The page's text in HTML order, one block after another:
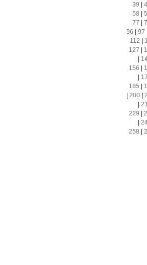
39
58
77
96
97
112
127
156
185
200|
229
258